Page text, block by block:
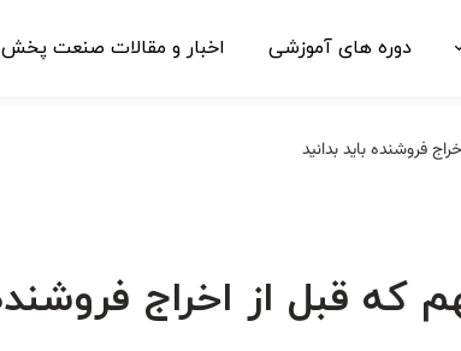
دوره های آموزشی اخبار و مقالات صنعت پخش